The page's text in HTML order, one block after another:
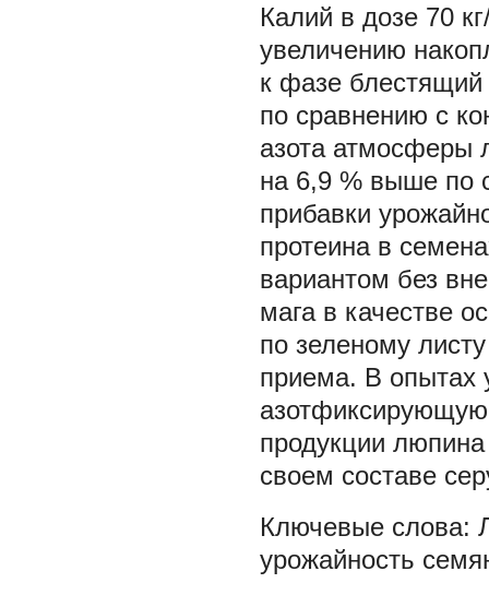
Калий в дозе 70
увеличению
к фазе
по сравнению с
азота атмосферы
на 6,9 % выше по
прибавки
протеина в
вариантом без
мага в качестве
по зеленому
приема. В опытах
азотфиксирующую
продукции
своем составе
урожайность